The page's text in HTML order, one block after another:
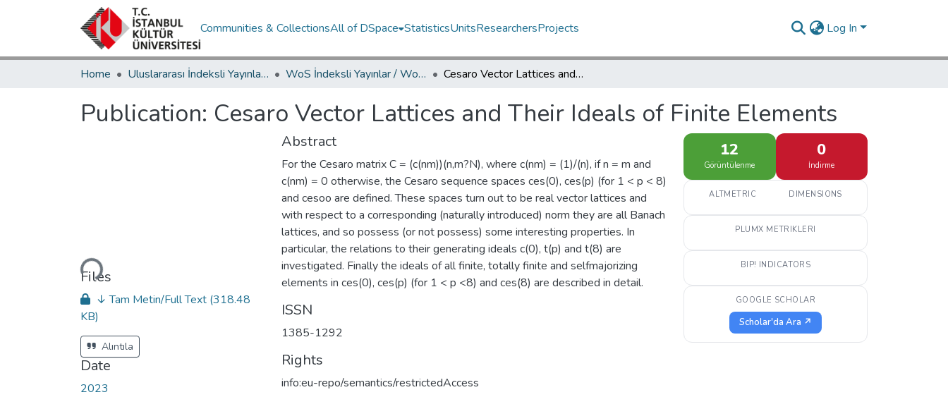
Communities & CollectionsAll of DSpace StatisticsUnitsResearchersProjects Log In
Home Uluslararası İndeksli Yayınlar / International Indexed Publications WoS İndeksli Yayınlar / WoS Indexed Publications Cesaro Vector Lattices and Their Ideals of Finite Elements
Publication: Cesaro Vector Lattices and Their Ideals of Finite Elements
Loading...
Files
↓ Tam Metin/Full Text (318.48
KB)
Alıntıla
Date
2023
Abstract
For the Cesaro matrix C = (c(nm))(n,m?N), where c(nm) = (1)/(n), if n = m and
c(nm) = 0 otherwise, the Cesaro sequence spaces ces(0), ces(p) (for 1 < p < 8)
and cesoo are defined. These spaces turn out to be real vector lattices and
with respect to a corresponding (naturally introduced) norm they are all Banach
lattices, and so possess (or not possess) some interesting properties. In
particular, the relations to their generating ideals c(0), t(p) and t(8) are
investigated. Finally the ideals of all finite, totally finite and selfmajorizing
elements in ces(0), ces(p) (for 1 < p <8) and ces(8) are described in detail.
ISSN
1385-1292
Rights
info:eu-repo/semantics/restrictedAccess
12
Görüntülenme
0
İndirme
ALTMETRIC DIMENSIONS
PLUMX METRIKLERI
BIP! INDICATORS
GOOGLE SCHOLAR
Scholar'da Ara ↗